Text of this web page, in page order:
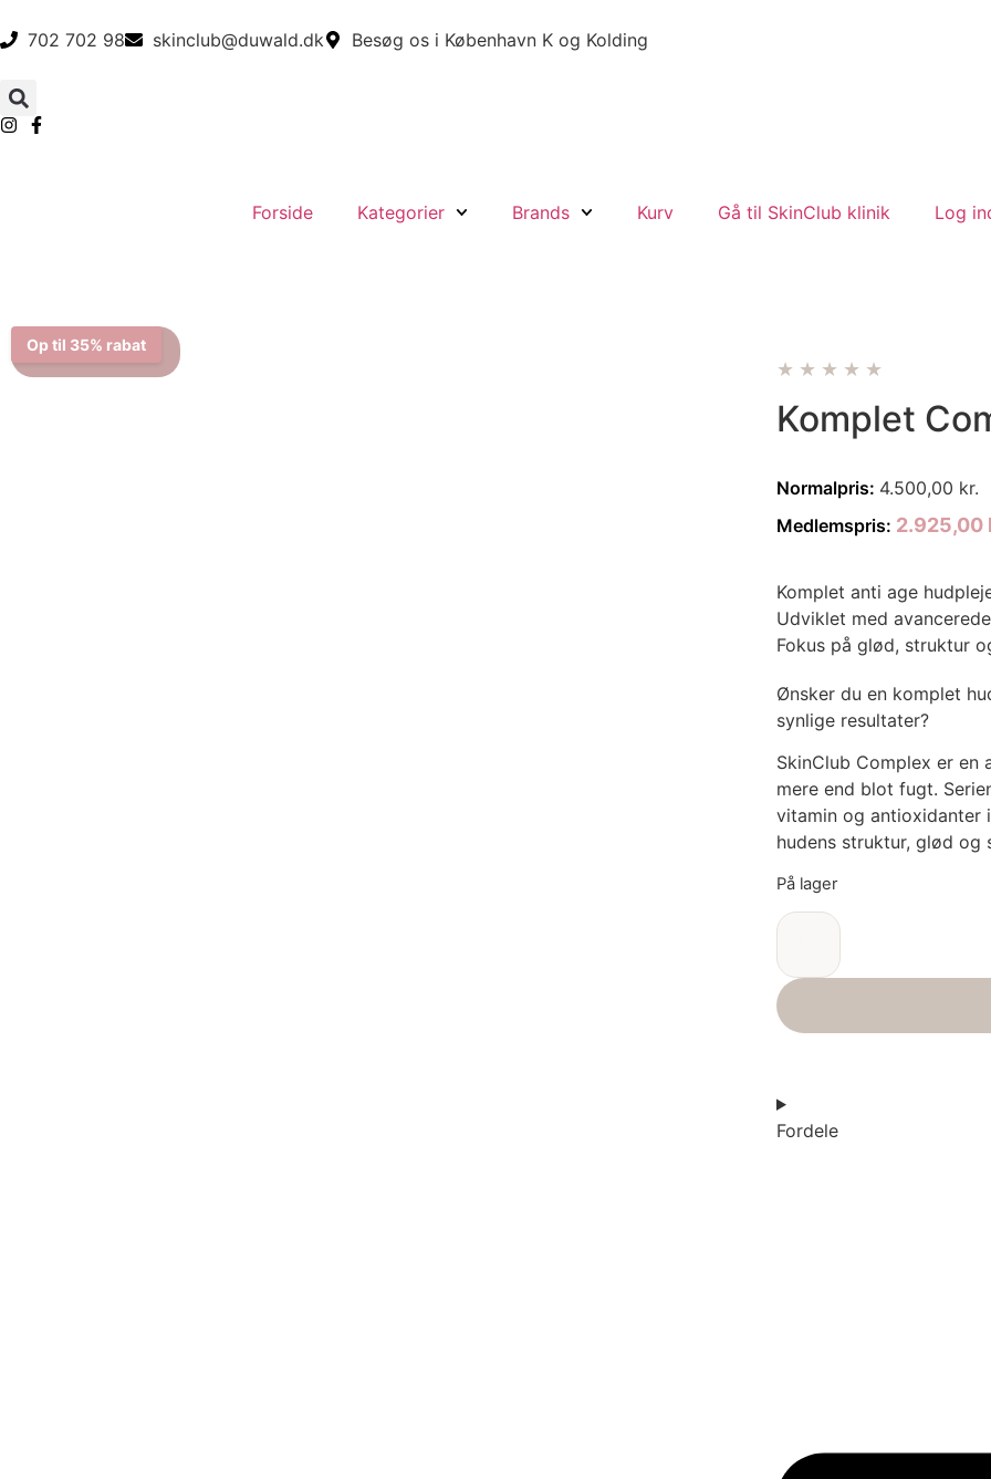
702 702 98 skinclub@duwald.dk Besøg os i København K og Kolding
Forside Kategorier Brands Kurv Gå til SkinClub klinik Log
Bliv medlem
Op til 35% rabat
★★★★★
Komplet
Normalpris: 4.500,00 kr.
Medlemspris: 2.925,00
Komplet anti age
Udviklet med
Fokus på glød, struktur
Ønsker du en komplet
synlige resultater?
SkinClub Complex er en
mere end blot fugt.
vitamin og antioxidanter
hudens struktur, glød og
På lager
Fordele